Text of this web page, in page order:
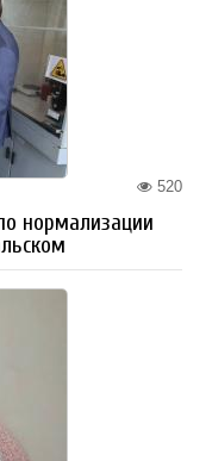
520
нормализации